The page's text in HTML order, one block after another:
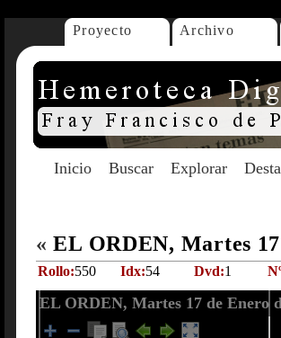
Proyecto Archivo
Inicio Buscar Explorar
« EL ORDEN, Martes
Rollo:550 Idx:54 Dvd:1
EL ORDEN, Martes 17 de Enero